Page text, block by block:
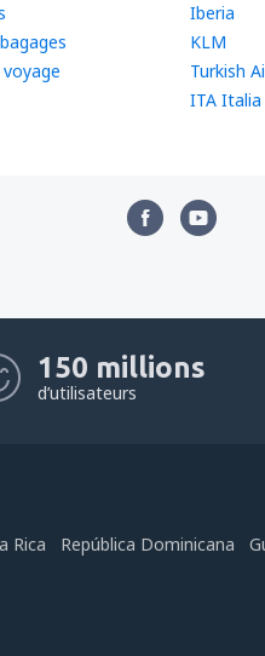
Iberia
KLM
Turkish
ITA
150 millions
d’utilisateurs
Rica República Dominicana